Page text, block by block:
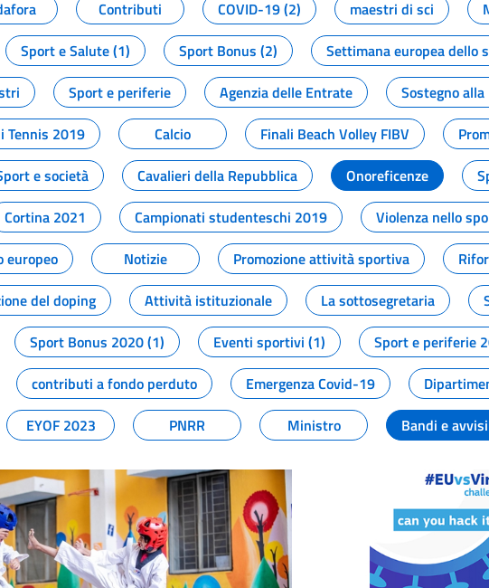
Contributi COVID-19 (2) maestri di sci
Sport e Salute (1) Sport Bonus (2) Settimana europea dello
Sport e periferie Agenzia delle Entrate
Sostegno
Tennis 2019 Calcio Finali Beach Volley FIBV
e società Cavalieri della Repubblica Onoreficenze
Cortina 2021 Campionati studenteschi 2019
Violenza nello
europeo Notizie Promozione attività sportiva
del doping Attività istituzionale La sottosegretaria
Sport Bonus 2020 (1) Eventi sportivi (1)
Sport e periferie
contributi a fondo perduto Emergenza Covid-19
EYOF 2023 PNRR Ministro Bandi e